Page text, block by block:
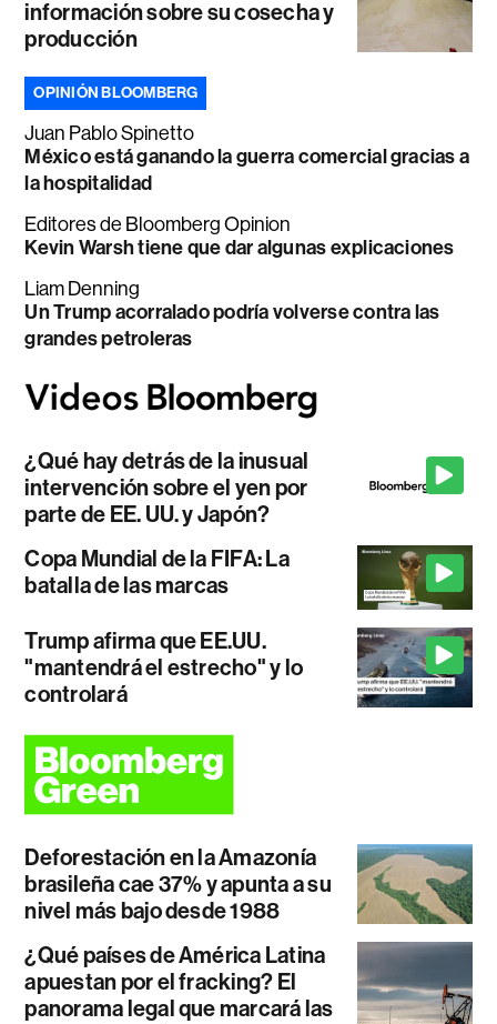
información sobre su cosecha y
producción
OPINIÓN BLOOMBERG
Juan Pablo Spinetto
México está ganando la guerra comercial gracias a
la hospitalidad
Editores de Bloomberg Opinion
Kevin Warsh tiene que dar algunas explicaciones
Liam Denning
Un Trump acorralado podría volverse contra las
grandes petroleras
¿Qué hay detrás de la inusual
intervención sobre el yen por
parte de EE. UU. y Japón?
Copa Mundial de la FIFA: La
batalla de las marcas
Trump afirma que EE.UU.
"mantendrá el estrecho" y lo
controlará
Deforestación en la Amazonía
brasileña cae 37% y apunta a su
nivel más bajo desde 1988
¿Qué países de América Latina
apuestan por el fracking? El
panorama legal que marcará las